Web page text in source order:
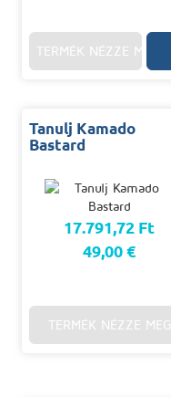
TERMÉK NÉZZE MEG
Tanulj Kamado
Bastard
17.791,72 Ft
49,00 €
TERMÉK NÉZZE MEG